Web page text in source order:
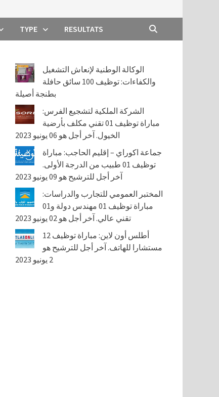
TYPE RESULTATS
الوكالة الوطنية لإنعاش التشغيل
والكفاءات: توظيف 100 سائق حافلة
بطنجة أصيلة
الشركة الملكية لتشجيع الفرس:
مباراة توظيف 01 تقني مكلف بأرضية
الخيول. آخر أجل هو 06 يونيو 2023
جماعة اكوراي – إقليم الحاجب: مباراة
توظيف 01 طبيب من الدرجة الأولى.
آخر أجل للترشيح هو 09 يونيو 2023
المختبر العمومي للتجارب والدراسات:
مباراة توظيف 01 مهندس دولة و01
تقني عالي. آخر أجل هو 02 يونيو 2023
أطلس أون لاين: مباراة توظيف 12
مستشارا للهاتف. آخر أجل للترشيح هو
2 يونيو 2023